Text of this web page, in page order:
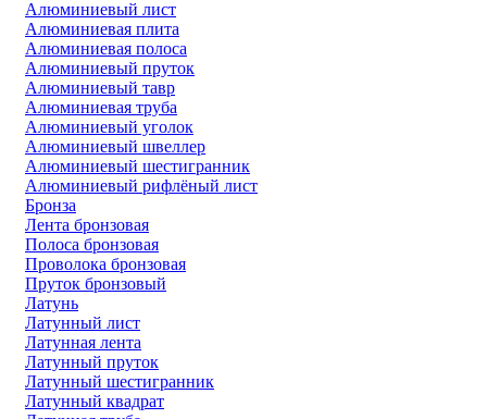
Алюминиевый лист
Алюминиевая плита
Алюминиевая полоса
Алюминиевый пруток
Алюминиевый тавр
Алюминиевая труба
Алюминиевый уголок
Алюминиевый швеллер
Алюминиевый шестигранник
Алюминиевый рифлёный лист
Бронза
Лента бронзовая
Полоса бронзовая
Проволока бронзовая
Пруток бронзовый
Латунь
Латунный лист
Латунная лента
Латунный пруток
Латунный шестигранник
Латунный квадрат